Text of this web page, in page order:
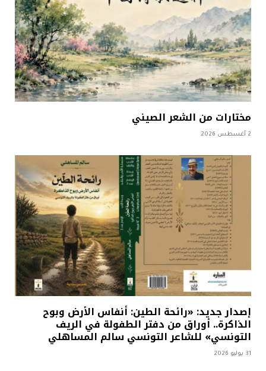
مختارات من الشعر الصيني
2 أغسطس 2026
إصدار جديد: «رائحة الطين: أنفاس الأرض وبوح
الذاكرة.. أوراق من دفتر الطفولة في الريف
التونسي» للشاعر التونسي سالم المساهلي
31 يوليو 2026